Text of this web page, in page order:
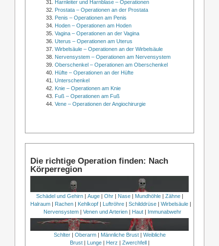
Harnleiter und Harnblase – Operationen
Prostata – Operationen an der Prostata
Penis – Operationen am Penis
Hoden – Operationen am Hoden
Vagina – Operationen an der Vagina
Uterus – Operationen am Uterus
Wirbelsäule – Operationen an der Wirbelsäule
Nervensystem – Operationen am Nervensystem
Oberschenkel – Operationen am Oberschenkel
Hüfte – Operationen an der Hüfte
Unterschenkel
Knie – Operationen am Knie
Fuß – Operationen am Fuß
Vene – Operationen der Angiochirurgie
Die richtige Operation finden: Nach
Körperregion
Schädel und Gehirn| Auge| Ohr| Nase| Mundhöhle| Zähne|
Halraum
Rachen Kehlkopf Luftröhre Schilddrüse Wirbelsäule
Nervensystem
Venen und Arterien Haut Immunabwehr
Schlter| Oberarm| Männliche Brust| Weibliche
Brust| Lunge| Herz | Zwerchfell|